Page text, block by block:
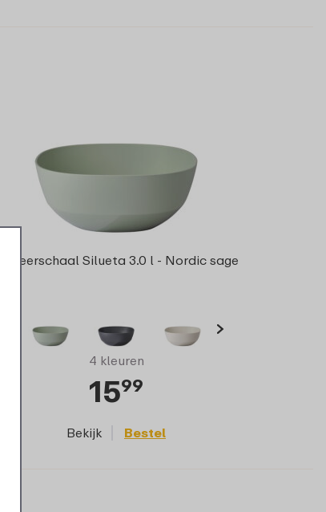
Serveerschaal Silueta 3.0 l - Nordic sage
4 kleuren
1599
Bekijk Bestel